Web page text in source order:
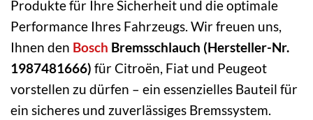
Produkte für Ihre Sicherheit und die optimale
Performance Ihres Fahrzeugs. Wir freuen uns,
Ihnen den Bosch Bremsschlauch (Hersteller-Nr.
1987481666) für Citroën, Fiat und Peugeot
vorstellen zu dürfen – ein essenzielles Bauteil für
ein sicheres und zuverlässiges Bremssystem.